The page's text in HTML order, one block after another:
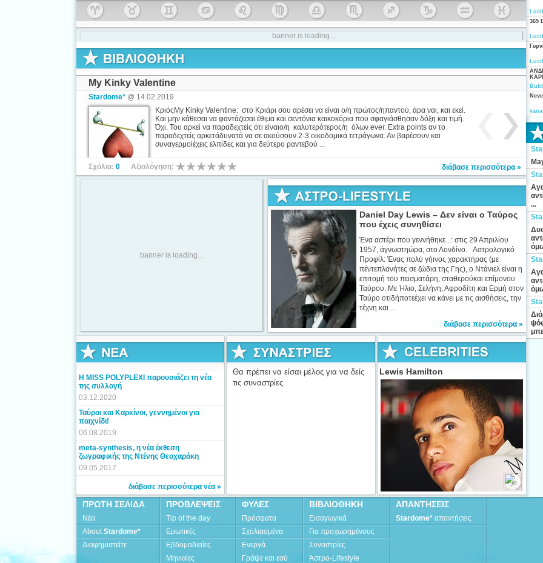
banner is loading...
My Kinky Valentine
Stardome* @ 14.02.2019
ΚριόςMy Kinky Valentine: στο Κριάρι σου αρέσει να είναι ο/η πρώτος/ηπαντού, άρα ναι, και εκεί.
Και μην κάθεσαι να φαντάζεσαι έθιμα και σεντόνια καικοκόρια που σφαγιάσθησαν δόξη και τιμή.
Όχι. Του αρκεί να παραδεχτείς ότι είναιο/η καλυτερότερος/η όλων ever. Extra points αν το
παραδεχτείς αρκετάδυνατά να σε ακούσουν 2-3 οικοδομικά τετράγωνα. Αν βαρέσουν και
συναγερμοίέχεις ελπίδες και για δεύτερο ραντεβού ...
διάβασε περισσότερα »
Σχόλια: 0 Αξιολόγηση:
banner is loading...
Daniel Day Lewis – Δεν είναι ο Ταύρος
που έχεις συνηθίσει
Ένα αστέρι που γεννήθηκε...: στις 29 Απριλίου
1957, άγνωστηώρα, στο Λονδίνο. Αστρολογικό
Προφίλ: Ένας πολύ γήινος χαρακτήρας (με
πέντεπλανήτες σε ζώδια της Γης), ο Ντάνιελ είναι η
επιτομή του πεισματάρη, σταθερούκαι επίμονου
Ταύρου. Με Ήλιο, Σελήνη, Αφροδίτη και Ερμή στον
Ταύρο οτιδήποτεέχει να κάνει με τις αισθήσεις, την
τέχνη και ...
διάβασε περισσότερα »
Η MISS POLYPLEXI παρουσιάζει τη νέα
της συλλογή
03.12.2020
Ταύροι και Καρκίνοι, γεννημένοι για
παιχνίδι!
06.08.2019
meta-synthesis, η νέα έκθεση
ζωγραφικής της Ντένης Θεοχαράκη
09.05.2017
διάβασε περισσότερα νέα »
Θα πρέπει να είσαι μέλος για να δείς
τις συναστρίες
Lewis Hamilton
365
...
ΠΡΩΤΗ ΣΕΛΙΔΑ
Νέα
AboutStardome*
Διαφημιστείτε
ΠΡΟΒΛΕΨΕΙΣ
Tip of the day
Ερωτικές
Εβδομαδιαίες
Μηνιαίες
ΦΥΛΕΣ
Πρόσφατα
Σχολιασμένα
Ενεργά
Γράψε και εσύ
ΒΙΒΛΙΟΘΗΚΗ
Εισαγωγικά
Για προχωρημένους
Συναστρίες
Άστρο-Lifestyle
ΑΠΑΝΤΗΣΕΙΣ
Stardome* απαντήσεις